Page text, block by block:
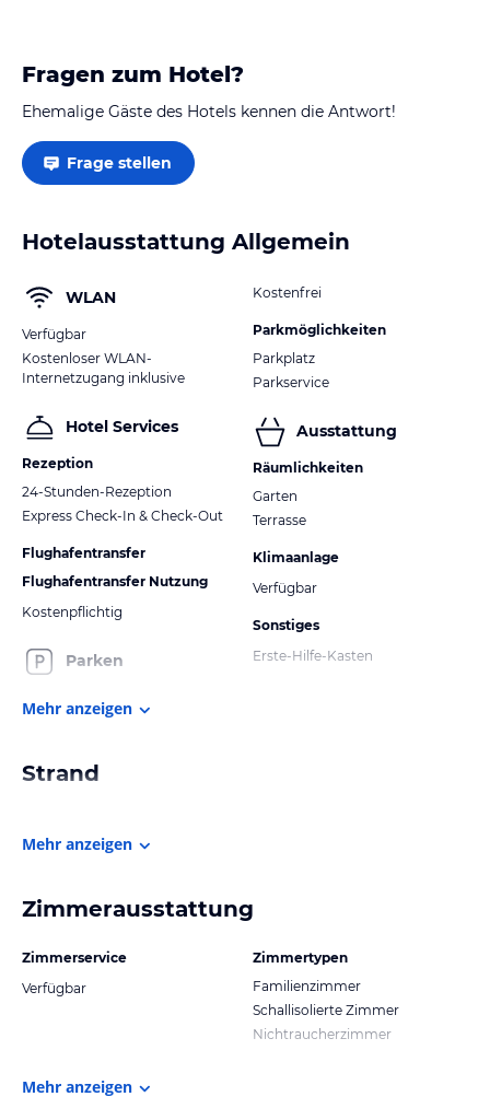
Fragen zum Hotel?
Ehemalige Gäste des Hotels kennen die Antwort!
Frage stellen
Hotelausstattung Allgemein
WLAN
Verfügbar
Kostenloser WLAN-
Internetzugang inklusive
Hotel Services
Rezeption
24-Stunden-Rezeption
Express Check-In & Check-Out
Flughafentransfer
Flughafentransfer Nutzung
Kostenpflichtig
Parken
Kostenfrei
Parkmöglichkeiten
Parkplatz
Parkservice
Ausstattung
Räumlichkeiten
Garten
Terrasse
Klimaanlage
Verfügbar
Sonstiges
Erste-Hilfe-Kasten
Mehr anzeigen
Strand
Mehr anzeigen
Zimmerausstattung
Zimmerservice
Verfügbar
Zimmertypen
Familienzimmer
Schallisolierte Zimmer
Nichtraucherzimmer
Mehr anzeigen